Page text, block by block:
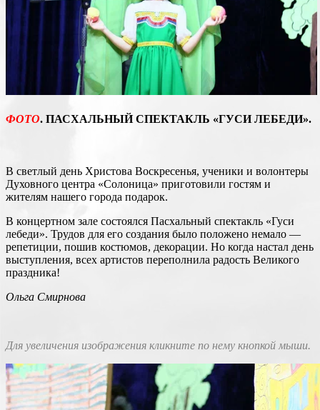
ФОТО. ПАСХАЛЬНЫЙ СПЕКТАКЛЬ «ГУСИ ЛЕБЕДИ».
В светлый день Христова Воскресенья, ученики и волонтеры
Духовного центра «Солоница» приготовили гостям и
жителям нашего города подарок.
В концертном зале состоялся Пасхальный спектакль «Гуси
лебеди». Трудов для его создания было положено немало —
репетиции, пошив костюмов, декорации. Но когда настал день
выступления, всех артистов переполнила радость Великого
праздника!
Ольга Смирнова
Для увеличения изображения кликните по нему кнопкой мыши.